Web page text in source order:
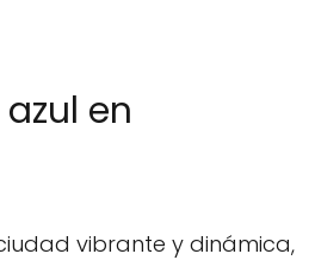
en
vibrante y dinámica,